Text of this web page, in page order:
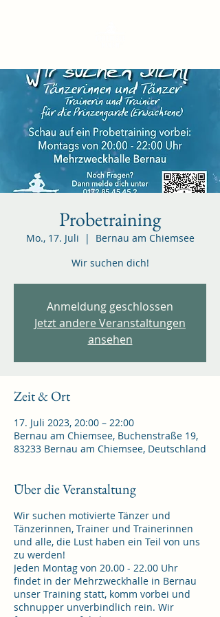
Probetraining
Mo., 17. Juli
  |
Bernau am Chiemsee
Wir suchen dich!
Anmeldung geschlossen
Jetzt andere Veranstaltungen
ansehen
Zeit & Ort
17. Juli 2023, 20:00 – 22:00
Bernau am Chiemsee, Buchenstraße 19,
83233 Bernau am Chiemsee, Deutschland
Über die Veranstaltung
Wir suchen motivierte Tänzer und
Tänzerinnen, Trainer und Trainerinnen
und alle, die Lust haben ein Teil von uns
zu werden!
Jeden Montag von 20.00 - 22.00 Uhr
findet in der Mehrzweckhalle in Bernau
unser Training statt, komm vorbei und
schnupper unverbindlich rein. Wir